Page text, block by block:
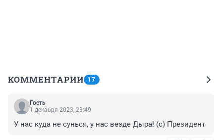
КОММЕНТАРИИ 17
Гость
1 декабря 2023, 23:49
У нас куда не сунься, у нас везде Дыра! (с) Президент